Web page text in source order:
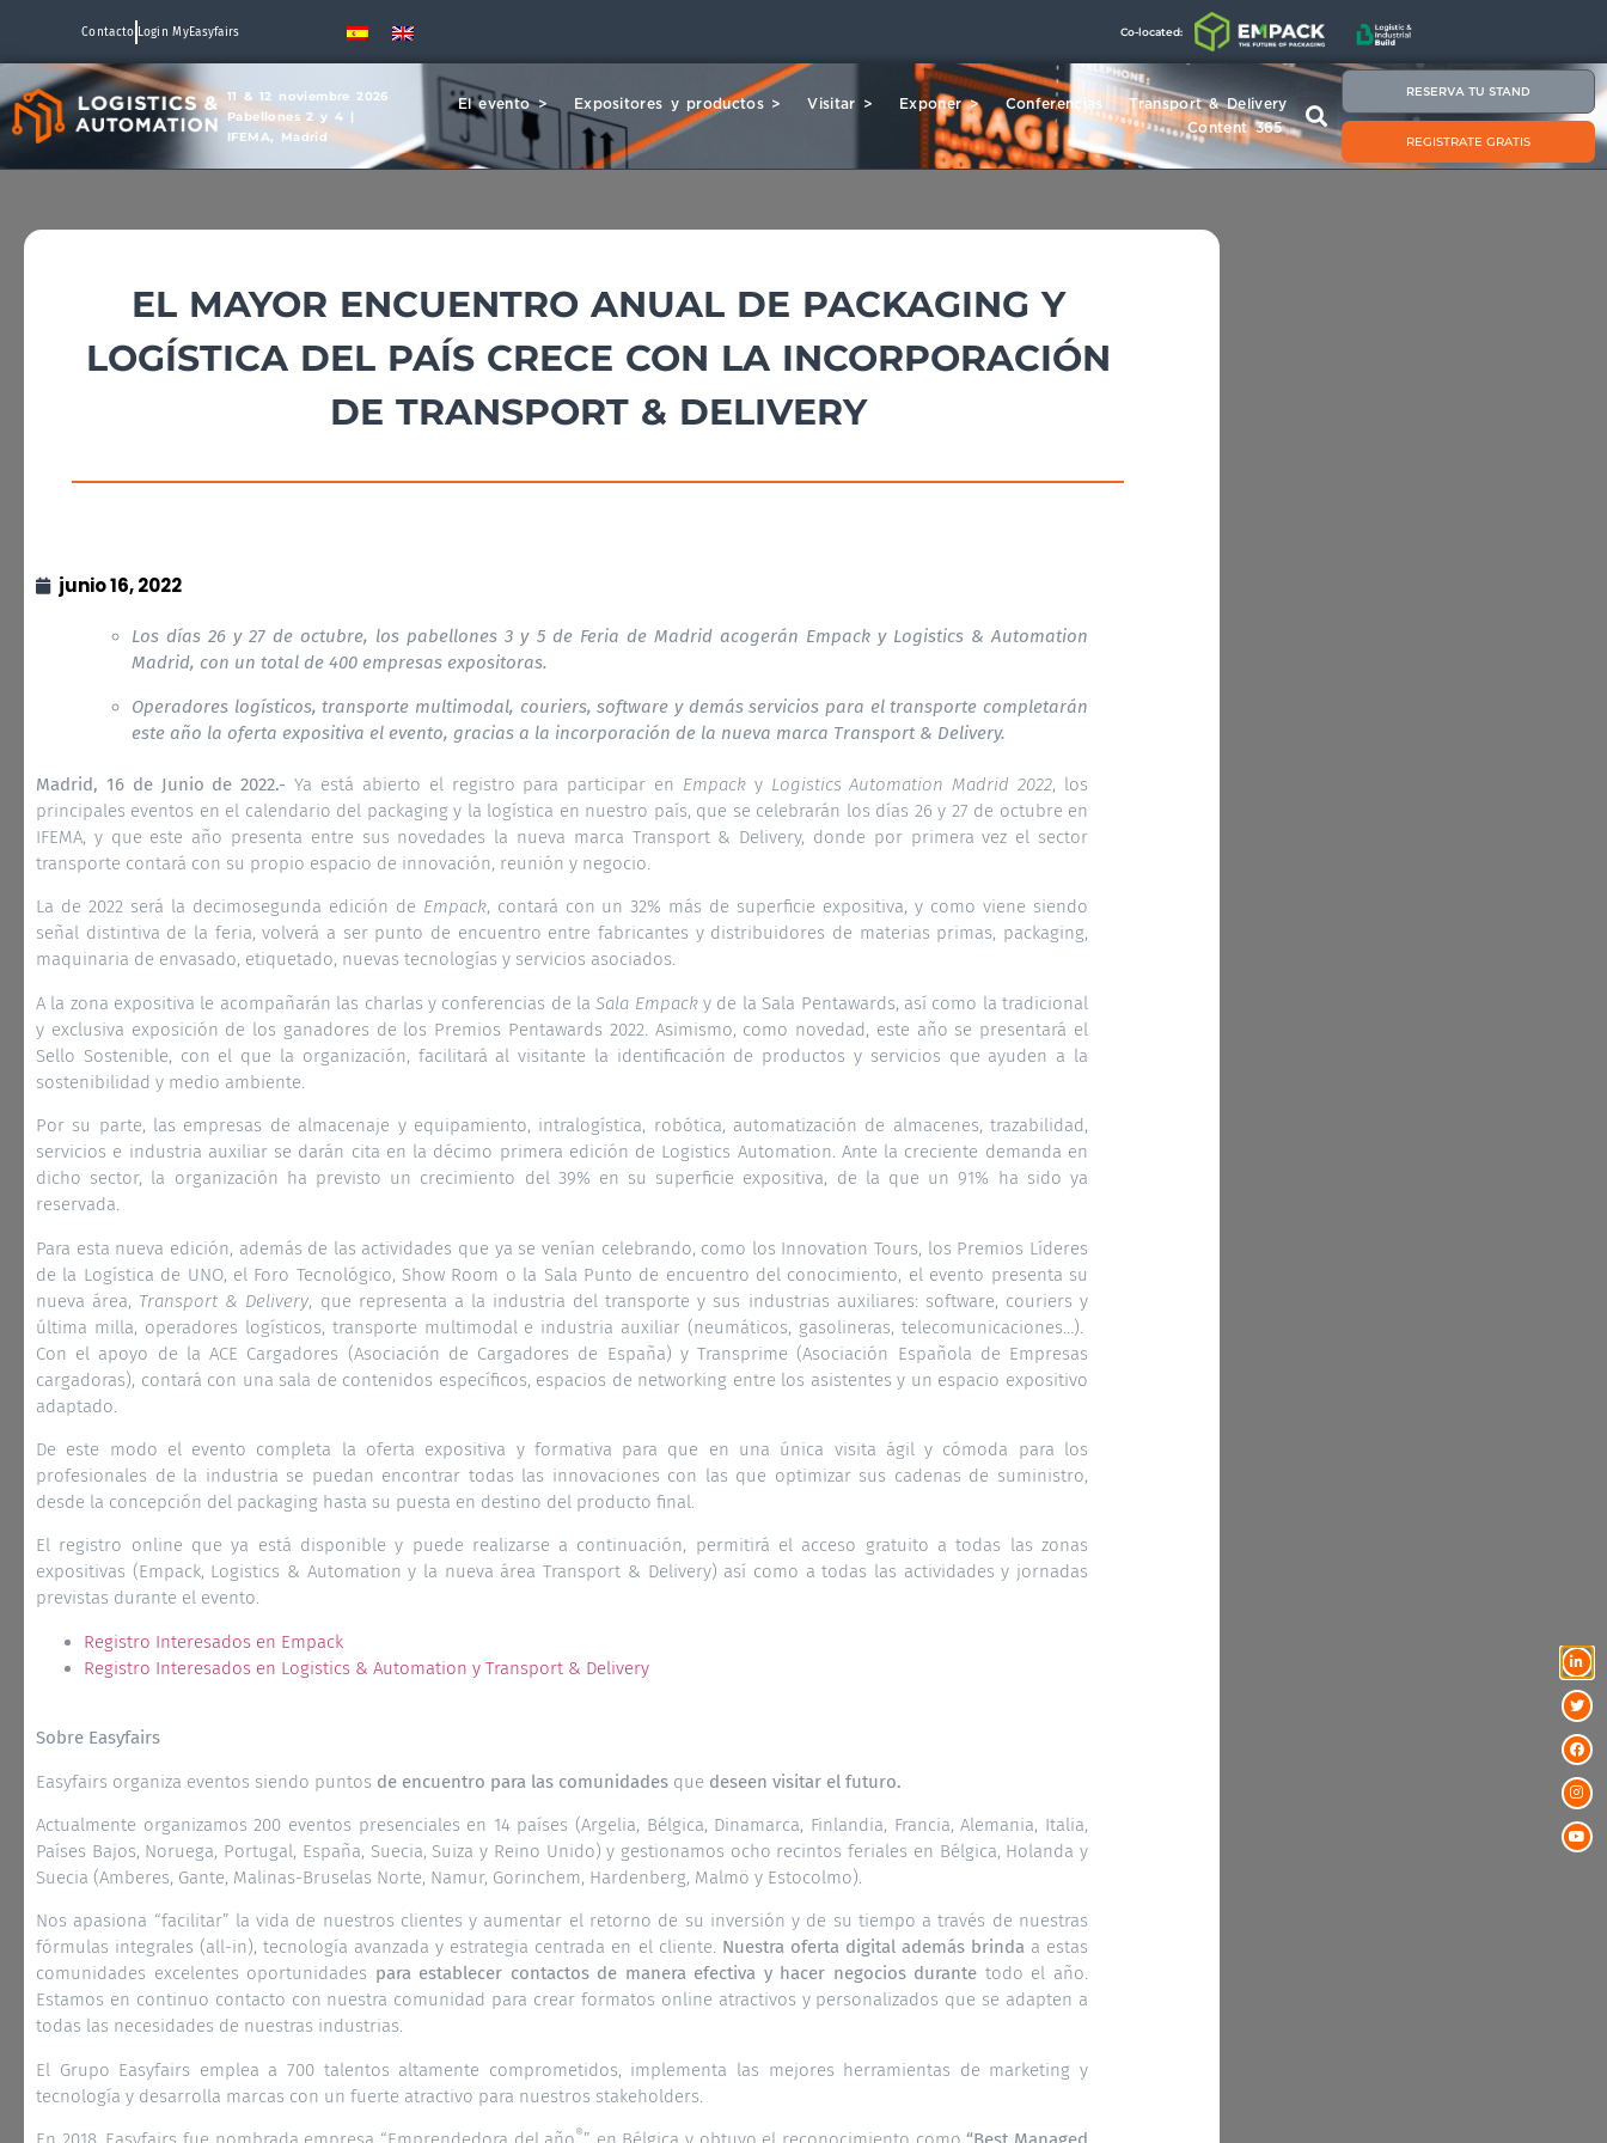
Contacto Login MyEasyfairs Co-located:
11 & 12 noviembre 2026
Pabellones 2 y 4 |
IFEMA, Madrid
El evento > Expositores y productos > Visitar > Exponer > Conferencias
Transport & Delivery
Content 365
RESERVA TU STAND
REGISTRATE GRATIS
EL MAYOR ENCUENTRO ANUAL DE PACKAGING Y
LOGÍSTICA DEL PAÍS CRECE CON LA INCORPORACIÓN
DE TRANSPORT & DELIVERY
junio 16, 2022
Los días 26 y 27 de octubre, los pabellones 3 y 5 de Feria de Madrid acogerán Empack y Logistics & Automation
Madrid, con un total de 400 empresas expositoras.
Operadores logísticos, transporte multimodal, couriers, software y demás servicios para el transporte completarán
este año la oferta expositiva el evento, gracias a la incorporación de la nueva marca Transport & Delivery.
Madrid, 16 de Junio de 2022.-Ya está abierto el registro para participar en Empacky Logistics Automation Madrid 2022, los
principales eventos en el calendario del packaging y la logística en nuestro país, que se celebrarán los días 26 y 27 de octubre en
IFEMA, y que este año presenta entre sus novedades la nueva marca Transport & Delivery, donde por primera vez el sector
transporte contará con su propio espacio de innovación, reunión y negocio.
La de 2022 será la decimosegunda edición de Empack, contará con un 32% más de superficie expositiva, y como viene siendo
señal distintiva de la feria, volverá a ser punto de encuentro entre fabricantes y distribuidores de materias primas, packaging,
maquinaria de envasado, etiquetado, nuevas tecnologías y servicios asociados.
A la zona expositiva le acompañarán las charlas y conferencias de laSala Empacky de la Sala Pentawards, así como la tradicional
y exclusiva exposición de los ganadores de los Premios Pentawards 2022. Asimismo, como novedad, este año se presentará el
Sello Sostenible, con el que la organización, facilitará al visitante la identificación de productos y servicios que ayuden a la
sostenibilidad y medio ambiente.
Por su parte, las empresas de almacenaje y equipamiento, intralogística, robótica, automatización de almacenes, trazabilidad,
servicios e industria auxiliar se darán cita en la décimo primera edición de Logistics Automation. Ante la creciente demanda en
dicho sector, la organización ha previsto un crecimiento del 39% en su superficie expositiva, de la que un 91% ha sido ya
reservada.
Para esta nueva edición, además de las actividades que ya se venían celebrando, como los Innovation Tours, los Premios Líderes
de la Logística de UNO, el Foro Tecnológico, Show Room o la Sala Punto de encuentro del conocimiento, el evento presenta su
nueva área, Transport & Delivery, que representa a la industria del transporte y sus industrias auxiliares: software, couriers y
última milla, operadores logísticos, transporte multimodal e industria auxiliar (neumáticos, gasolineras, telecomunicaciones…).
Con el apoyo de la ACE Cargadores (Asociación de Cargadores de España) y Transprime (Asociación Española de Empresas
cargadoras), contará con una sala de contenidos específicos, espacios de networking entre los asistentes y un espacio expositivo
adaptado.
De este modo el evento completa la oferta expositiva y formativa para que en una única visita ágil y cómoda para los
profesionales de la industria se puedan encontrar todas las innovaciones con las que optimizar sus cadenas de suministro,
desde la concepción del packaging hasta su puesta en destino del producto final.
El registro online que ya está disponible y puede realizarse a continuación, permitirá el acceso gratuito a todas las zonas
expositivas (Empack, Logistics & Automation y la nueva área Transport & Delivery) así como a todas las actividades y jornadas
previstas durante el evento.
Registro Interesados en Empack
Registro Interesados en Logistics & Automation y Transport & Delivery
Sobre Easyfairs
Easyfairs organiza eventos siendo puntos de encuentro para las comunidades que deseen visitar el futuro.
Actualmente organizamos 200 eventos presenciales en 14 países (Argelia, Bélgica, Dinamarca, Finlandia, Francia, Alemania, Italia,
Países Bajos, Noruega, Portugal, España, Suecia, Suiza y Reino Unido) y gestionamos ocho recintos feriales en Bélgica, Holanda y
Suecia (Amberes, Gante, Malinas-Bruselas Norte, Namur, Gorinchem, Hardenberg, Malmö y Estocolmo).
Nos apasiona “facilitar” la vida de nuestros clientes y aumentar el retorno de su inversión y de su tiempo a través de nuestras
fórmulas integrales (all-in), tecnología avanzada y estrategia centrada en el cliente. Nuestra oferta digital además brindaa estas
comunidades excelentes oportunidades para establecer contactos de manera efectiva y hacer negocios durante todo el año.
Estamos en continuo contacto con nuestra comunidad para crear formatos online atractivos y personalizados que se adapten a
todas las necesidades de nuestras industrias.
El Grupo Easyfairs emplea a 700 talentos altamente comprometidos, implementa las mejores herramientas de marketing y
tecnología y desarrolla marcas con un fuerte atractivo para nuestros stakeholders.
®